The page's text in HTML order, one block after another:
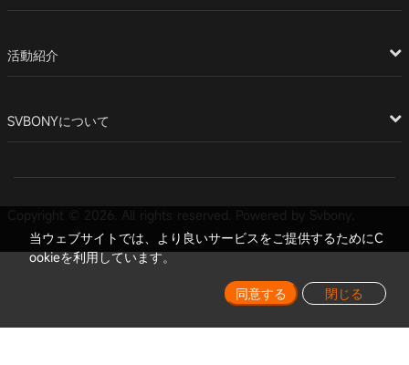
活動紹介
SVBONYについて
当ウェブサイトでは、より良いサービスをご提供するためにC
ookieを利用しています。
同意する 閉じる